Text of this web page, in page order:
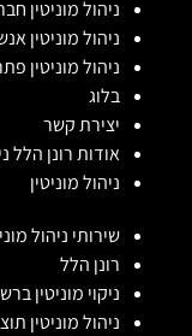
ניהול מוניטין
ניהול מוניטין
ניהול מוניטין
בלוג
יצירת קשר
אודות רונן הלל
ניהול מוניטין
שירותי ניהול
רונן הלל
ניקוי מוניטין
ניהול מוניטין